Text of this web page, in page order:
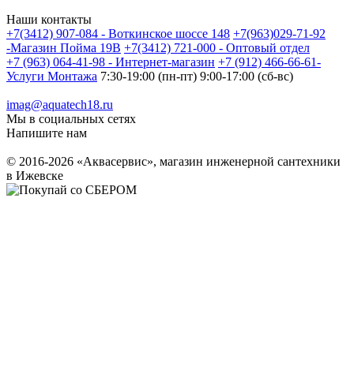
Наши контакты
+7(3412) 907-084 - Воткинское шоссе 148 +7(963)029-71-92
-Магазин Пойма 19В +7(3412) 721-000 - Оптовый отдел
+7 (963) 064-41-98 - Интернет-магазин +7 (912) 466-66-61-
Услуги Монтажа 7:30-19:00 (пн-пт) 9:00-17:00 (сб-вс)
imag@aquatech18.ru
Мы в социальных сетях
Напишите нам
© 2016-2026 «Аквасервис», магазин инженерной сантехники
в Ижевске